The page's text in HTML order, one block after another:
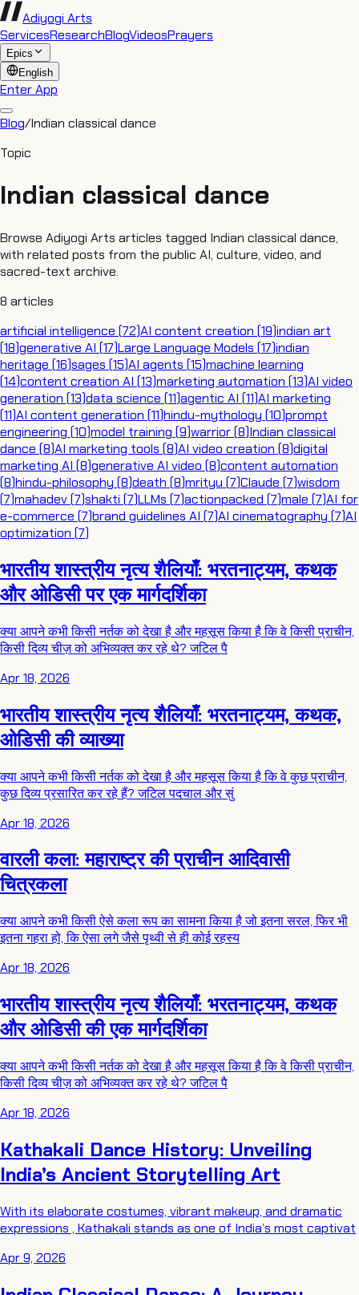
Adiyogi Arts
ServicesResearchBlogVideosPrayers
Epics
English
Enter App
Blog/Indian classical dance
Topic
Indian classical dance
Browse Adiyogi Arts articles tagged Indian classical dance,
with related posts from the public AI, culture, video, and
sacred-text archive.
8 articles
artificial intelligence (72)AI content creation (19)indian art
(18)generative AI (17)Large Language Models (17)indian
heritage (16)sages (15)AI agents (15)machine learning
(14)content creation AI (13)marketing automation (13)AI video
generation (13)data science (11)agentic AI (11)AI marketing
(11)AI content generation (11)hindu-mythology (10)prompt
engineering (10)model training (9)warrior(8)Indian classical
dance (8)AI marketing tools (8)AI video creation (8)digital
marketing AI (8)generative AI video (8)content automation
(8)hindu-philosophy (8)death (8)mrityu (7)Claude (7)wisdom
(7)mahadev(7)shakti (7)LLMs (7)actionpacked (7)male (7)AI for
e-commerce (7)brand guidelines AI (7)AI cinematography (7)AI
optimization (7)
भारतीय शास्त्रीय नृत्य शैलियाँ: भरतनाट्यम, कथक
और ओडिसी पर एक मार्गदर्शिका
क्या आपने कभी किसी नर्तक को देखा है और महसूस किया है कि वे किसी प्राचीन,
किसी दिव्य चीज़ को अभिव्यक्त कर रहे थे? जटिल पै
Apr 18, 2026
भारतीय शास्त्रीय नृत्य शैलियाँ: भरतनाट्यम, कथक,
ओडिसी की व्याख्या
क्या आपने कभी किसी नर्तक को देखा है और महसूस किया है कि वे कुछ प्राचीन,
कुछ दिव्य प्रसारित कर रहे हैं? जटिल पदचाल और सुं
Apr 18, 2026
वारली कला: महाराष्ट्र की प्राचीन आदिवासी
चित्रकला
क्या आपने कभी किसी ऐसे कला रूप का सामना किया है जो इतना सरल, फिर भी
इतना गहरा हो, कि ऐसा लगे जैसे पृथ्वी से ही कोई रहस्य
Apr 18, 2026
भारतीय शास्त्रीय नृत्य शैलियाँ: भरतनाट्यम, कथक
और ओडिसी की एक मार्गदर्शिका
क्या आपने कभी किसी नर्तक को देखा है और महसूस किया है कि वे किसी प्राचीन,
किसी दिव्य चीज़ को अभिव्यक्त कर रहे थे? जटिल पै
Apr 18, 2026
Kathakali Dance History: Unveiling
India’s Ancient Storytelling Art
With its elaborate costumes, vibrant makeup, and dramatic
expressions , Kathakali stands as one of India’s most captivat
Apr 9, 2026